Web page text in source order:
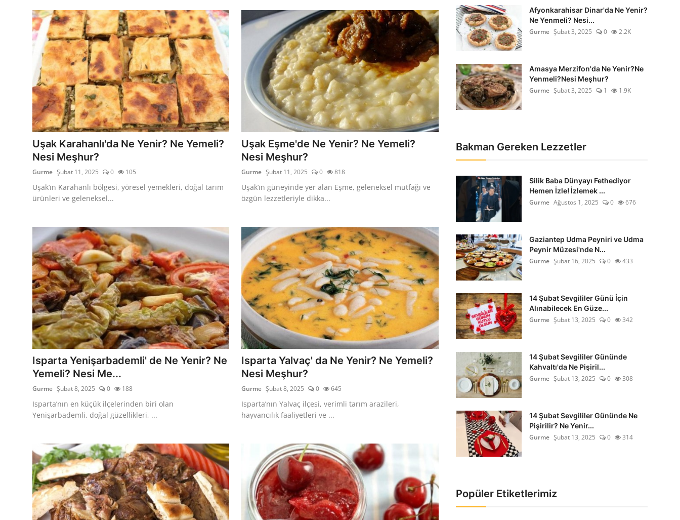
Yöresel Tarifler & Ev Yemekleri
Gıda Güvenliği & Sağlık
İçecek Kültürü & Rehberleri
Popüler Kültür & Mutfak Tarihi
Mutfak Temizliği & Pratik Bilgiler
Anne & Bebek Beslenmesi
Mutfak Sırları & Teknikler
Gıda Sözlüğü & Nedir?
Yemek Tarifleri & Menüler
Uşak Karahanlı'da Ne Yenir? Ne Yemeli?
Nesi Meşhur?
Gurme Şubat 11, 2025 0 105
Uşak’ın Karahanlı bölgesi, yöresel yemekleri, doğal tarım
ürünleri ve geleneksel...
Uşak Eşme'de Ne Yenir? Ne Yemeli?
Nesi Meşhur?
Gurme Şubat 11, 2025 0 818
Uşak’ın güneyinde yer alan Eşme, geleneksel mutfağı ve
özgün lezzetleriyle dikka...
Isparta Yenişarbademli' de Ne Yenir? Ne
Yemeli? Nesi Me...
Gurme Şubat 8, 2025 0 188
Isparta’nın en küçük ilçelerinden biri olan
Yenişarbademli, doğal güzellikleri, ...
Isparta Yalvaç' da Ne Yenir? Ne Yemeli?
Nesi Meşhur?
Gurme Şubat 8, 2025 0 645
Isparta’nın Yalvaç ilçesi, verimli tarım arazileri,
hayvancılık faaliyetleri ve ...
Afyonkarahisar Dinar'da Ne Yenir?
Ne Yenmeli? Nesi...
Gurme Şubat 3, 2025 0 2.2K
Amasya Merzifon'da Ne Yenir?Ne
Yenmeli?Nesi Meşhur?
Gurme Şubat 3, 2025 1 1.9K
Bakman Gereken Lezzetler
Silik Baba Dünyayı Fethediyor
Hemen İzle! İzlemek ...
Gurme Ağustos 1, 2025 0 676
Gaziantep Udma Peyniri ve Udma
Peynir Müzesi'nde N...
Gurme Şubat 16, 2025 0 433
14 Şubat Sevgililer Günü İçin
Alınabilecek En Güze...
Gurme Şubat 13, 2025 0 342
14 Şubat Sevgililer Gününde
Kahvaltı'da Ne Pişiril...
Gurme Şubat 13, 2025 0 308
14 Şubat Sevgililer Gününde Ne
Pişirilir? Ne Yenir...
Gurme Şubat 13, 2025 0 314
Popüler Etiketlerimiz